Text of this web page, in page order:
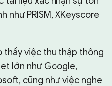
như PRISM, XKeyscore
thấy việc thu thập thông
lớn như Google,
cũng như việc nghe